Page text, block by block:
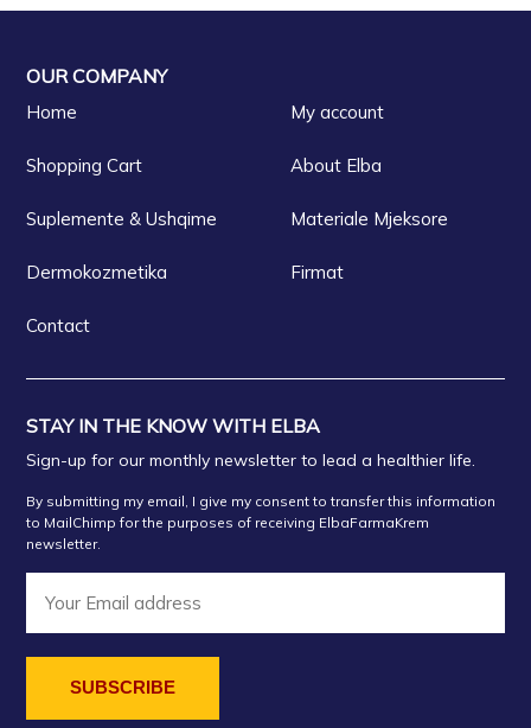
OUR COMPANY
Home My account
Shopping Cart About Elba
Suplemente & Ushqime Materiale Mjeksore
Dermokozmetika Firmat
Contact
STAY IN THE KNOW WITH ELBA
Sign-up for our monthly newsletter to lead a healthier life.
By submitting my email, I give my consent to transfer this information
to MailChimp for the purposes of receiving ElbaFarmaKrem
newsletter.